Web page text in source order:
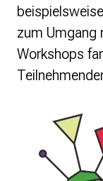
zum Umgang
Workshops